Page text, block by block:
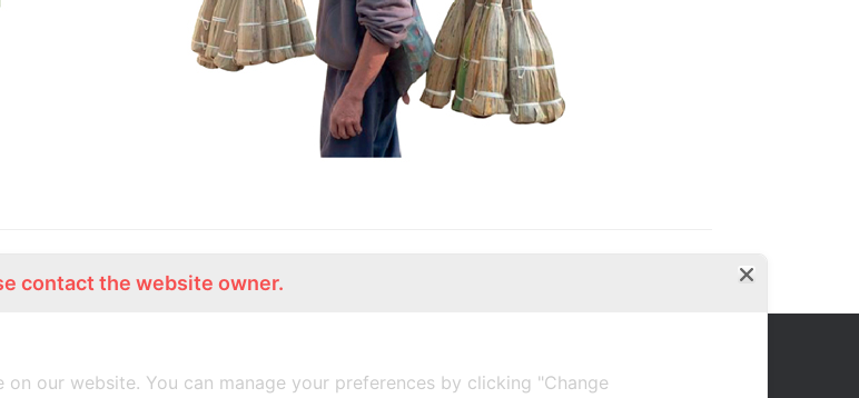
ร้านอาหารอินทรีย์
contact the website owner.
our website. You can manage your preferences by clicking "Change